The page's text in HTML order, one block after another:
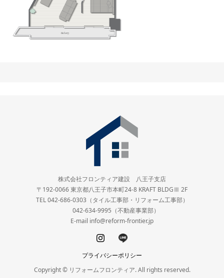
株式会社フロンティア建設 八王子支店
〒192-0066 東京都八王子市本町24-8 KRAFT BLDGⅢ 2F
TEL 042-686-0303（タイル工事部・リフォーム工事部）
042-634-9995（不動産事業部）
E-mail info@reform-frontier.jp
プライバシーポリシー
Copyright © リフォームフロンティア. All rights reserved.